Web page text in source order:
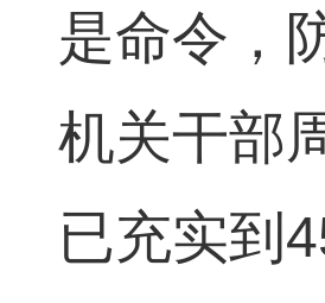
是命令，
机关干部
已充实到